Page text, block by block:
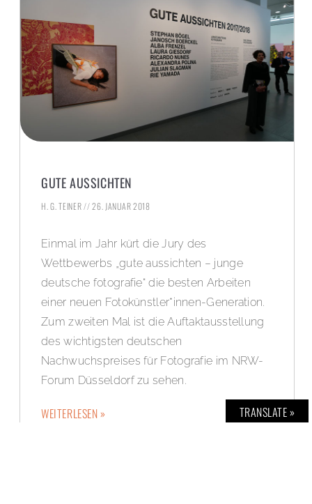
GUTE AUSSICHTEN
H. G. TEINER 26. JANUAR 2018
Einmal im Jahr kürt die Jury des
Wettbewerbs „gute aussichten – junge
deutsche fotografie“ die besten Arbeiten
einer neuen Fotokünstler*innen-Generation.
Zum zweiten Mal ist die Auftaktausstellung
des wichtigsten deutschen
Nachwuchspreises für Fotografie im NRW-
Forum Düsseldorf zu sehen.
WEITERLESEN » TRANSLATE »